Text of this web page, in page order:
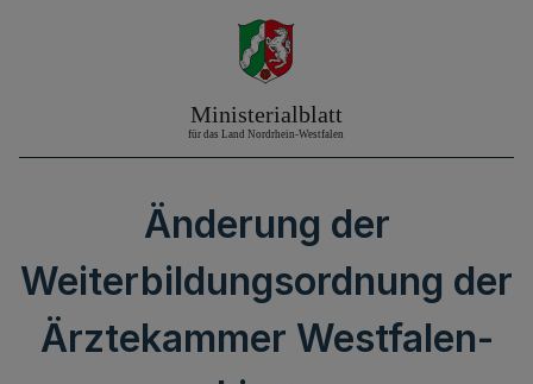
Änderung der
Weiterbildungsordnung der
Ärztekammer Westfalen-